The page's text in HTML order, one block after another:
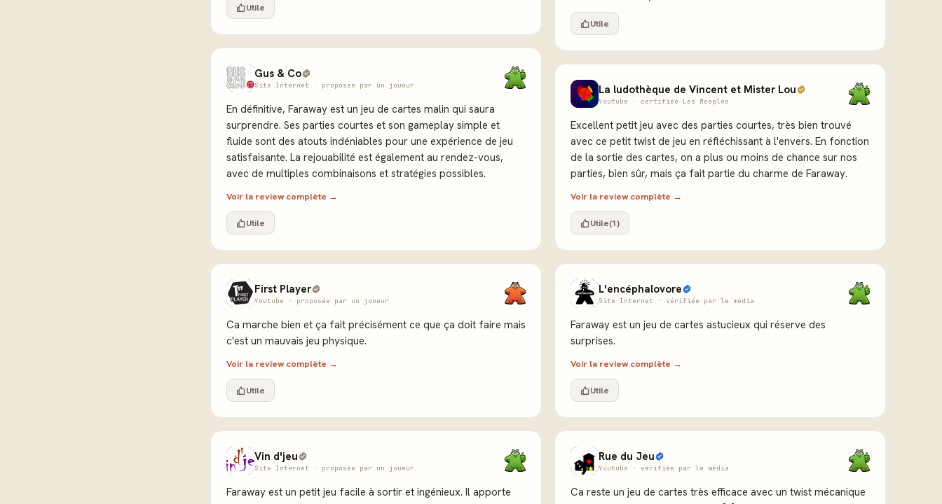
Utile
Gus & Co
Site Internet · proposée par un joueur
En définitive, Faraway est un jeu de cartes malin qui saura
surprendre. Ses parties courtes et son gameplay simple et
fluide sont des atouts indéniables pour une expérience de jeu
satisfaisante. La rejouabilité est également au rendez-vous,
avec de multiples combinaisons et stratégies possibles.
Voir la review complète →
Utile
First Player
Youtube · proposée par un joueur
Ca marche bien et ça fait précisément ce que ça doit faire mais
c'est un mauvais jeu physique.
Voir la review complète →
Utile
Vin d'jeu
Site Internet · proposée par un joueur
Faraway est un petit jeu facile à sortir et ingénieux. Il apporte
Utile
La ludothèque de Vincent et Mister Lou
Youtube · certifiée Les Meeples
Excellent petit jeu avec des parties courtes, très bien trouvé
avec ce petit twist de jeu en réfléchissant à l'envers. En fonction
de la sortie des cartes, on a plus ou moins de chance sur nos
parties, bien sûr, mais ça fait partie du charme de Faraway.
Voir la review complète →
Utile(1)
L'encéphalovore
Site Internet · vérifiée par le média
Faraway est un jeu de cartes astucieux qui réserve des
surprises.
Voir la review complète →
Utile
Rue du Jeu
Youtube · vérifiée par le média
Ca reste un jeu de cartes très efficace avec un twist mécanique